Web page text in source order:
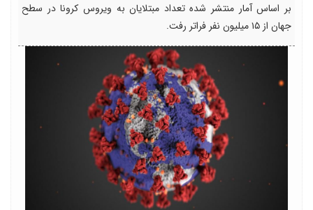
بر اساس آمار منتشر شده تعداد مبتلایان به ویروس کرونا در سطح
جهان از ۱۵ میلیون نفر فراتر رفت.